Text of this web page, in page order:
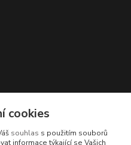
hod.)
cookies
souhlas s použitím souborů
informace týkající se Vašich